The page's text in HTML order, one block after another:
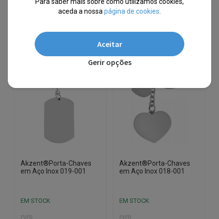
10% EXTRA,
Akzent®Porta-Chaves
em Aço Inox 019-001
EM STOCK
PVPR
10% EXTRA,
Akzent®Porta-Chaves
em Aço Inox 018-001
EM STOCK
PVPR
aceda a nossa página de cookies
Aceitar
Gerir opções